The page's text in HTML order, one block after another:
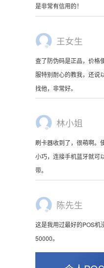
王女生
查了防伪码是正品，价格
服特别耐心的教我，还说
找他，非常好。
刷卡器收到了，很萌啊。
小巧，连接手机蓝牙就可
带。
这是我用过最好的POS机
50000。